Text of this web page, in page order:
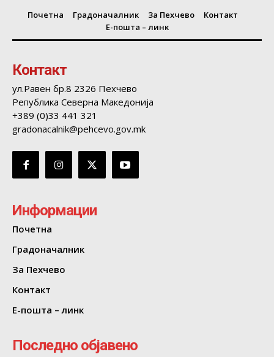
Почетна Градоначалник За Пехчево
Контакт
Е-пошта – линк
Контакт
ул.Равен бр.8 2326 Пехчево
Република Северна Македонија
+389 (0)33 441 321
gradonacalnik@pehcevo.gov.mk
Информации
Почетна
Градоначалник
За Пехчево
Контакт
Е-пошта – линк
Последно објавено